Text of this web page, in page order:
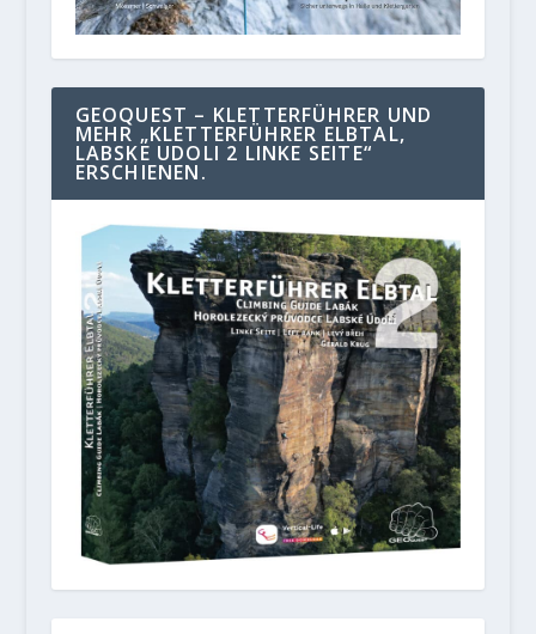
GEOQUEST – KLETTERFÜHRER UND
MEHR „KLETTERFÜHRER ELBTAL,
LABSKE UDOLI 2 LINKE SEITE“
ERSCHIENEN.